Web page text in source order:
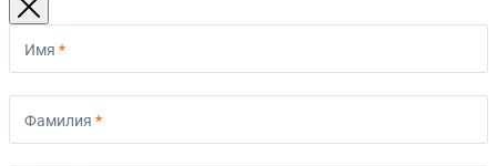
Имя *
Фамилия *